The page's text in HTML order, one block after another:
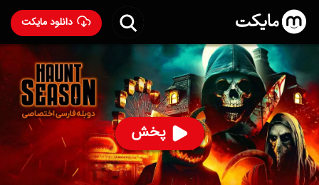
دانلود مایکت
پخش
فیلم فصل شکار با دوبله فارسی
۳۳۸ 77% ۴.۹
ساخت آمریکا سال 2024
رده سنی ۱۸+
کمدی
ترسناک